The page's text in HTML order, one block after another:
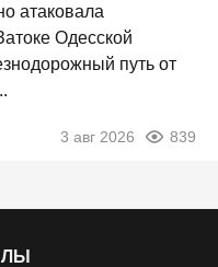
атаковала
Одесской
путь от
3 авг 2026 839